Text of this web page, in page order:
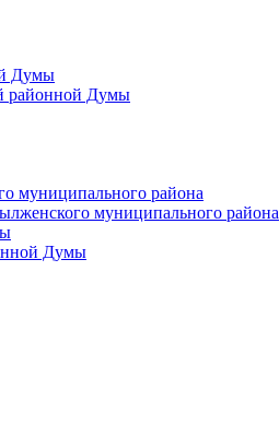
Думы
районной Думы
муниципального района
муниципального района
Думы